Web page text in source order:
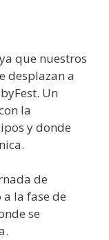
que nuestros
desplazan a
Un
la
y donde
de
a la fase de
se